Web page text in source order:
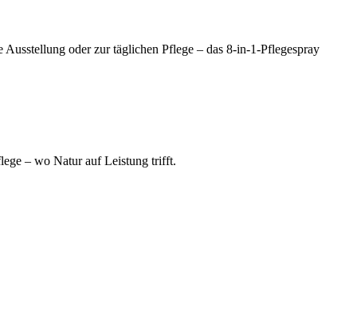
oder zur täglichen Pflege – das 8-in-1-Pflegespray
– wo Natur auf Leistung trifft.